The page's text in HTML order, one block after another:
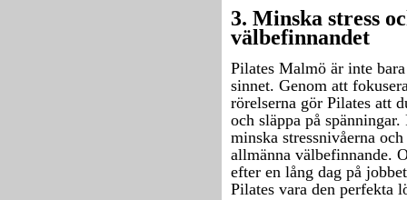
3. Minska stress
välbefinnandet
Pilates Malmö är inte
sinnet. Genom att
rörelserna gör Pilates att
och släppa på
minska stressnivåerna
allmänna välbefinnande.
efter en lång dag på
Pilates vara den perfekta